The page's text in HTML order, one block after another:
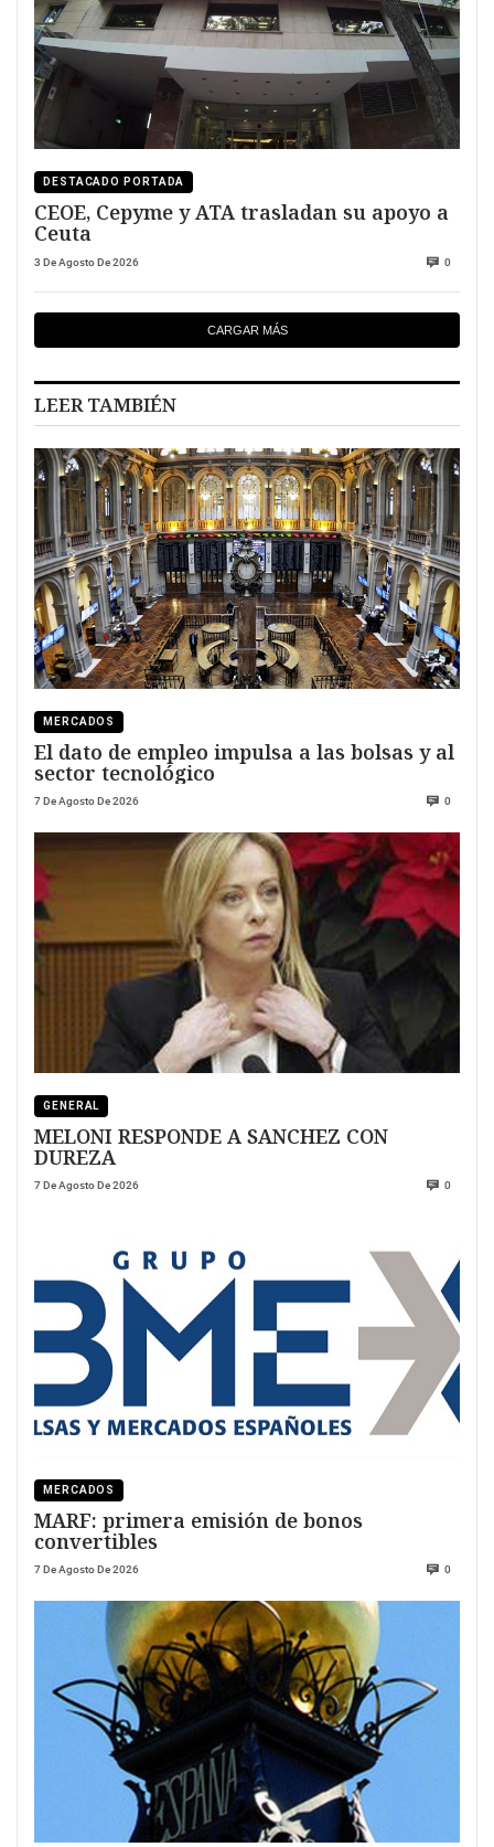
DESTACADO PORTADA
CEOE, Cepyme y ATA trasladan su apoyo a
Ceuta
3 De Agosto De 2026 0
CARGAR MÁS
LEER TAMBIÉN
MERCADOS
El dato de empleo impulsa a las bolsas y al
sector tecnológico
7 De Agosto De 2026 0
GENERAL
MELONI RESPONDE A SANCHEZ CON
DUREZA
7 De Agosto De 2026 0
MERCADOS
MARF: primera emisión de bonos
convertibles
7 De Agosto De 2026 0